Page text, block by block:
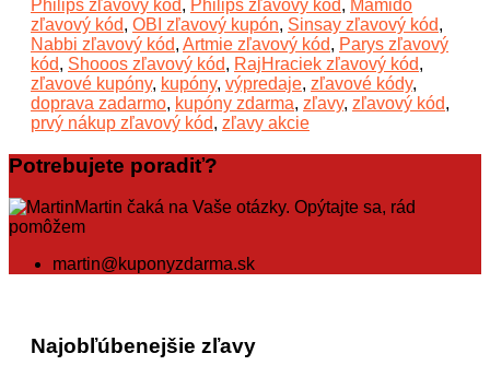
Philips zľavový kód, Philips zľavový kód, Mamido
zľavový kód, OBI zľavový kupón, Sinsay zľavový kód,
Nabbi zľavový kód, Artmie zľavový kód, Parys zľavový
kód, Shooos zľavový kód, RajHraciek zľavový kód,
zľavové kupóny, kupóny, výpredaje, zľavové kódy,
doprava zadarmo, kupóny zdarma, zľavy, zľavový kód,
prvý nákup zľavový kód, zľavy akcie
Potrebujete poradiť?
Martin čaká na Vaše otázky. Opýtajte sa, rád
pomôžem
martin@kuponyzdarma.sk
Najobľúbenejšie zľavy